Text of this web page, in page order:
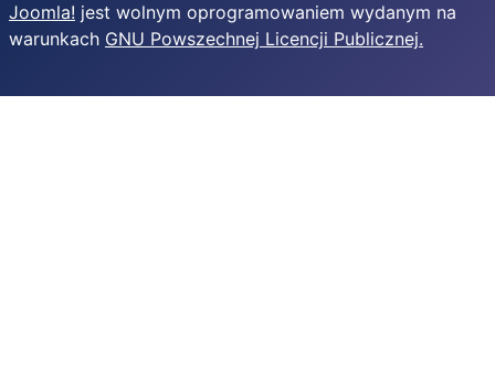
Joomla! jest wolnym oprogramowaniem wydanym na
warunkach GNU Powszechnej Licencji Publicznej.